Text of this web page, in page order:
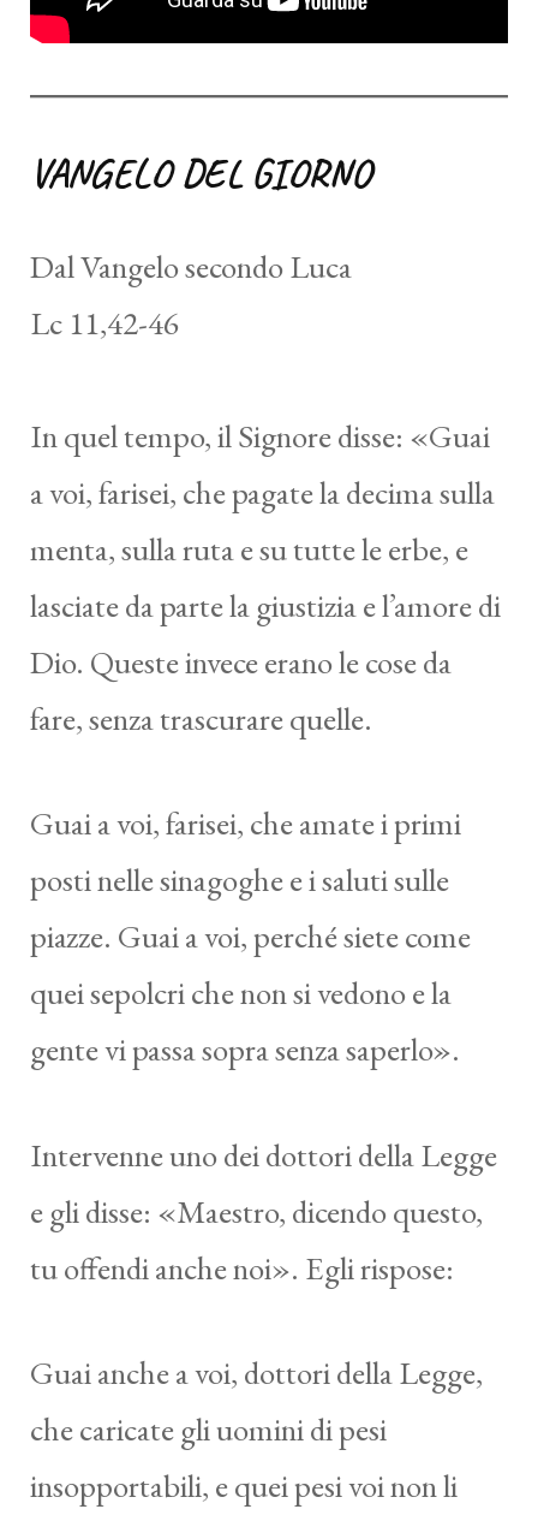
VANGELO DEL GIORNO
Dal Vangelo secondo Luca
Lc 11,42-46
In quel tempo, il Signore disse: «Guai
a voi, farisei, che pagate la decima sulla
menta, sulla ruta e su tutte le erbe, e
lasciate da parte la giustizia e l’amore di
Dio. Queste invece erano le cose da
fare, senza trascurare quelle.
Guai a voi, farisei, che amate i primi
posti nelle sinagoghe e i saluti sulle
piazze. Guai a voi, perché siete come
quei sepolcri che non si vedono e la
gente vi passa sopra senza saperlo».
Intervenne uno dei dottori della Legge
e gli disse: «Maestro, dicendo questo,
tu offendi anche noi». Egli rispose:
Guai anche a voi, dottori della Legge,
che caricate gli uomini di pesi
insopportabili, e quei pesi voi non li